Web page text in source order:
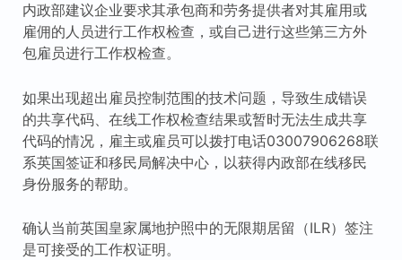
内政部建议企业要求其承包商和劳务提供者对其雇用或
雇佣的人员进行工作权检查，或自己进行这些第三方外
包雇员进行工作权检查。
如果出现超出雇员控制范围的技术问题，导致生成错误
的共享代码、在线工作权检查结果或暂时无法生成共享
代码的情况，雇主或雇员可以拨打电话03007906268联
系英国签证和移民局解决中心，以获得内政部在线移民
身份服务的帮助。
确认当前英国皇家属地护照中的无限期居留（ILR）签注
是可接受的工作权证明。